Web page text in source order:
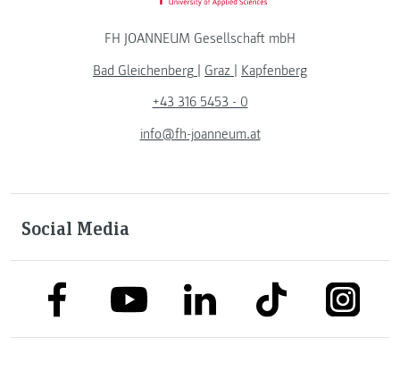
FH JOANNEUM Gesellschaft mbH
Bad Gleichenberg | Graz | Kapfenberg
+43 316 5453 - 0
info@fh-joanneum.at
Social Media
link to facebooklink to youtubelink to linkedinlink to tiktok link to